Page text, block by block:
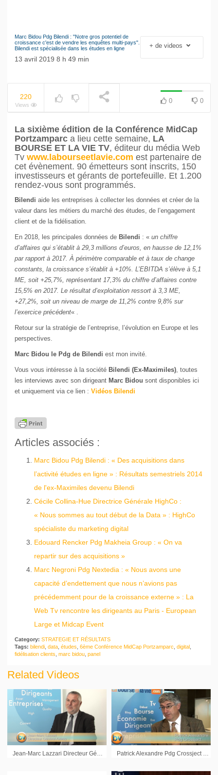
NOW PLAYING
Le séisme industriel
Volkswagen
Marc Bidou Pdg Bilendi : "Notre gros potentiel de
croissance c'est de vendre les enquêtes multi-pays".
Bilendi est spécialisée dans les études en ligne
13 avril 2019 8 h 49 min
+ de videos
220
Views
0 0
La sixième édition de la Conférence MidCap
Portzamparc a lieu cette semaine, LA
BOURSE ET LA VIE TV, éditeur du média Web
Tv www.labourseetlavie.com est partenaire de
cet évènement. 90 émetteurs sont inscrits, 150
investisseurs et gérants de portefeuille. Et 1.200
rendez-vous sont programmés.
Bilendi aide les entreprises à collecter les données et créer de la
valeur dans les métiers du marché des études, de l’engagement
client et de la fidélisation.
En 2018, les principales données de Bilendi : « un chiffre
d’affaires qui s’établit à 29,3 millions d’euros, en hausse de 12,1%
par rapport à 2017. À périmètre comparable et à taux de change
constants, la croissance s’établit à +10%. L’EBITDA s’élève à 5,1
ME, soit +25,7%, représentant 17,3% du chiffre d’affaires contre
15,5% en 2017. Le résultat d’exploitation ressort à 3,3 ME,
+27,2%, soit un niveau de marge de 11,2% contre 9,8% sur
l’exercice précédent« .
Retour sur la stratégie de l’entreprise, l’évolution en Europe et les
perspectives.
Marc Bidou le Pdg de Bilendi est mon invité.
Vous vous intéresse à la société Bilendi (Ex-Maximiles), toutes
les interviews avec son dirigeant Marc Bidou sont disponibles ici
et uniquement via ce lien : Vidéos Bilendi
Articles associés :
Marc Bidou Pdg Bilendi : « Des acquisitions dans
l’activité études en ligne » : Résultats semestriels 2014
de l'ex-Maximiles devenu Bilendi
Cécile Collina-Hue Directrice Générale HighCo :
« Nous sommes au tout début de la Data » : HighCo
spécialiste du marketing digital
Edouard Rencker Pdg Makheia Group : « On va
repartir sur des acquisitions »
Marc Negroni Pdg Nextedia : « Nous avons une
capacité d’endettement que nous n’avions pas
précédemment pour de la croissance externe » : La
Web Tv rencontre les dirigeants au Paris - European
Large et Midcap Event
Category: STRATEGIE ET RÉSULTATS
Tags: bilendi data études 6ème Conférence MidCap Portzamparc digital
fidélisation clients marc bidou panel
Related Videos
Jean-Marc Lazzari Directeur Général Axway : « La transformation est en cours » Patrick Alexandre Pdg Crossject : « Nous mettons en place nos moyens industriels »